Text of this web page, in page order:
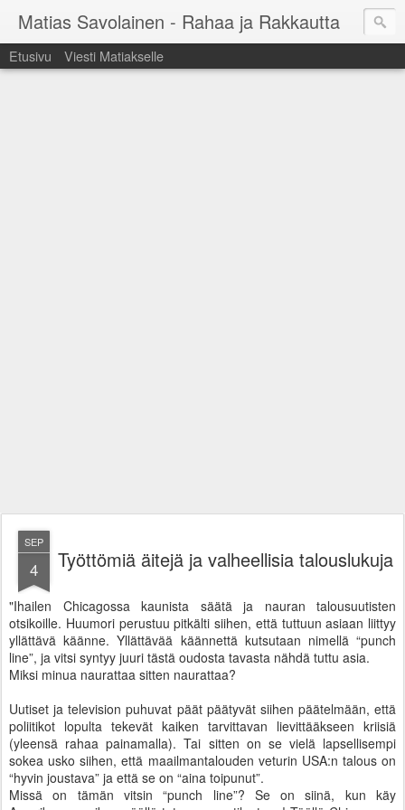
Matias Savolainen - Rahaa ja Rakkautta
Etusivu Viesti Matiakselle
SEP
4 Työttömiä äitejä ja valheellisia talouslukuja
"Ihailen Chicagossa kaunista säätä ja nauran talousuutisten
otsikoille. Huumori perustuu pitkälti siihen, että tuttuun asiaan liittyy
yllättävä käänne. Yllättävää käännettä kutsutaan nimellä “punch
line”, ja vitsi syntyy juuri tästä oudosta tavasta nähdä tuttu asia.
Miksi minua naurattaa sitten naurattaa?
Uutiset ja television puhuvat päät päätyvät siihen päätelmään, että
poliitikot lopulta tekevät kaiken tarvittavan lievittääkseen kriisiä
(yleensä rahaa painamalla). Tai sitten on se vielä lapsellisempi
sokea usko siihen, että maailmantalouden veturin USA:n talous on
“hyvin joustava” ja että se on “aina toipunut”.
Missä on tämän vitsin “punch line”? Se on siinä, kun käy